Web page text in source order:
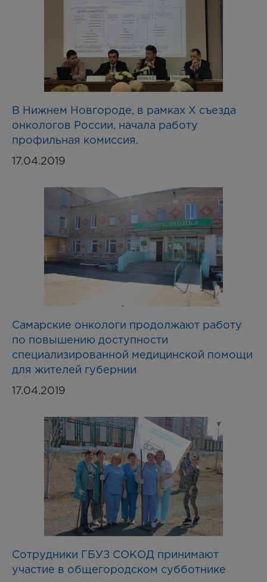
В Нижнем Новгороде, в рамках X съезда
онкологов России, начала работу
профильная комиссия.
17.04.2019
Самарские онкологи продолжают работу
по повышению доступности
специализированной медицинской помощи
для жителей губернии
17.04.2019
Сотрудники ГБУЗ СОКОД принимают
участие в общегородском субботнике